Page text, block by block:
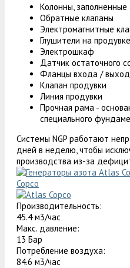
Колонны,
Обратные клапаны
Электромагнитные
Глушители на
Электрошкаф
Датчик остаточного
Фланцы входа /
Клапан продувки
Линия продувки
Прочная рама -
специального
Системы NGP работают
дней в неделю, чтобы
производства из-за
Copco
Производительность:
45.4 м3/час
Макс. давление:
13 Бар
Потребление воздуха:
84.6 м3/час